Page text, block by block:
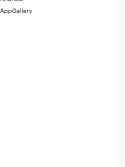
AppGallery